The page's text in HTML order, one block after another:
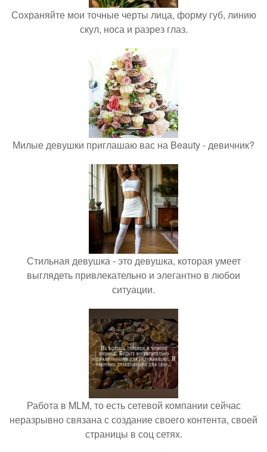
Сохраняйте мои точные черты лица, форму губ, линию
скул, носа и разрез глаз.
Милые девушки приглашаю вас на Beauty - девичник?
Стильная девушка - это девушка, которая умеет
выглядеть привлекательно и элегантно в любои
ситуации.
Работа в MLM, то есть сетевой компании сейчас
неразрывно связана с создание своего контента, своей
страницы в соц сетях.